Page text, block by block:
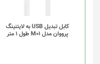
کابل تبدیل USB به لایتنینگ
پرووان مدل M01 طول 1 متر